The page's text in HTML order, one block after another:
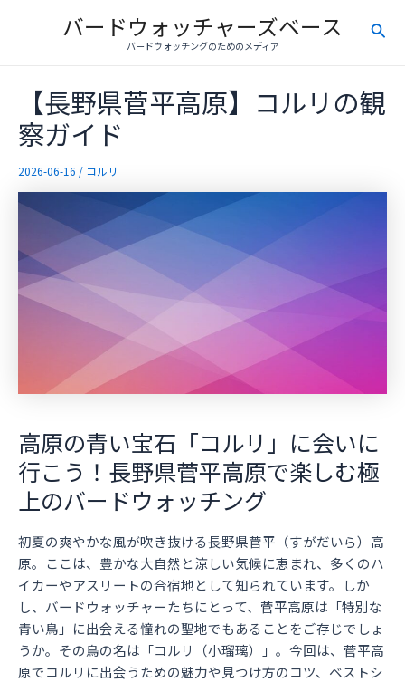
バードウォッチャーズベース
バードウォッチングのためのメディア
検
【長野県菅平高原】コルリの観
察ガイド
2026-06-16 / コルリ
高原の青い宝石「コルリ」に会いに
行こう！長野県菅平高原で楽しむ極
上のバードウォッチング
初夏の爽やかな風が吹き抜ける長野県菅平（すがだいら）高
原。ここは、豊かな大自然と涼しい気候に恵まれ、多くのハ
イカーやアスリートの合宿地として知られています。しか
し、バードウォッチャーたちにとって、菅平高原は「特別な
青い鳥」に出会える憧れの聖地でもあることをご存じでしょ
うか。その鳥の名は「コルリ（小瑠璃）」。今回は、菅平高
原でコルリに出会うための魅力や見つけ方のコツ、ベストシ